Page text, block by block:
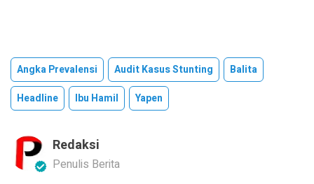
Angka Prevalensi Audit Kasus Stunting
Balita
Headline
Ibu Hamil Yapen
Redaksi
Penulis Berita